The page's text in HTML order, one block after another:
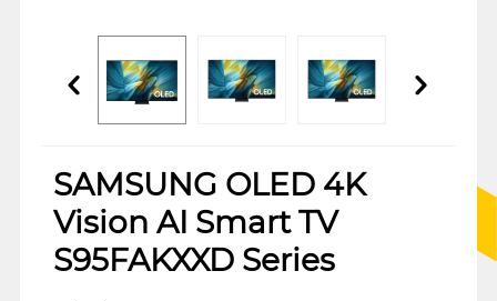
SAMSUNG OLED 4K
Vision AI Smart TV
S95FAKXXD Series